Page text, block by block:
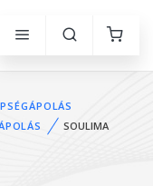
SOULIMA